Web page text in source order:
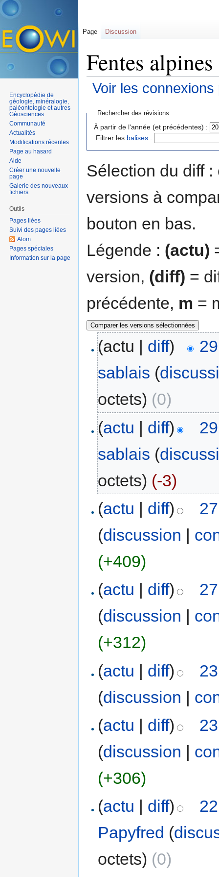
Fentes
Voir les
Rechercher des révisions
À partir de l'année (et précédentes) :
Filtrer les balises :
Sélection du diff
versions à
bouton en bas.
Légende : (actu)
version, (diff) =
précédente, m =
(actu | diff)
sablais (
octets) (0)
(actu | diff)
sablais (
octets) (-3)
(actu | diff)
(discussion |
(+409)
(actu | diff)
(discussion |
(+312)
(actu | diff)
(discussion |
(actu | diff)
(discussion |
(+306)
(actu diff)
Papyfred (
octets) (0)
Page Discussion
Encyclopédie de
géologie, minéralogie,
paléontologie et autres
Géosciences
Communauté
Actualités
Modifications récentes
Page au hasard
Aide
Créer une nouvelle
page
Galerie des nouveaux
fichiers
Outils
Pages liées
Suivi des pages liées
Atom
Pages spéciales
Information sur la page